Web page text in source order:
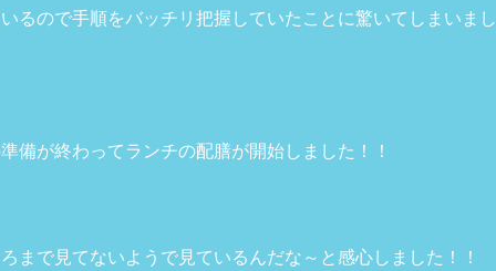
るので手順をバッチリ把握していたことに驚いてしまいまし
備が終わってランチの配膳が開始しました！！
まで見てないようで見ているんだな～と感心しました！！